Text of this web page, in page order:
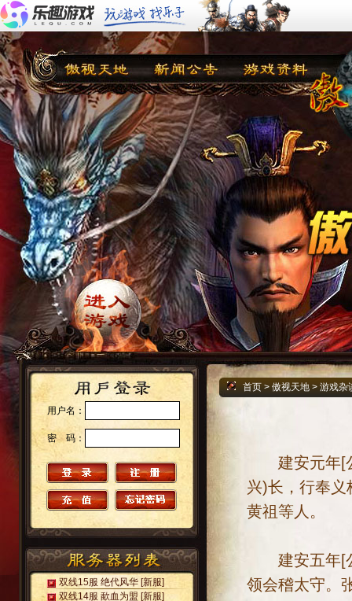
用户名：
密 码：
双线15服 绝代风华 [新服]
双线14服 歃血为盟 [新服]
首页 > 傲视天地 > 游戏杂
建安元年[公
兴)长，行奉
黄祖等人。
建安五年[公
领会稽太守。